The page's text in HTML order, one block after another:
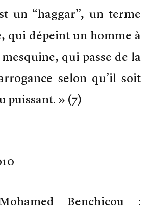
un “haggar”, un terme
qui dépeint un homme à
qui passe de la
selon qu’il soit
puissant. » (7)
Benchicou :